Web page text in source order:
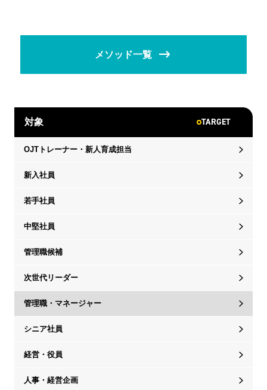
メソッド一覧
対象 TARGET
OJTトレーナー・新人育成担当
新入社員
若手社員
中堅社員
管理職候補
次世代リーダー
管理職・マネージャー
シニア社員
経営・役員
人事・経営企画